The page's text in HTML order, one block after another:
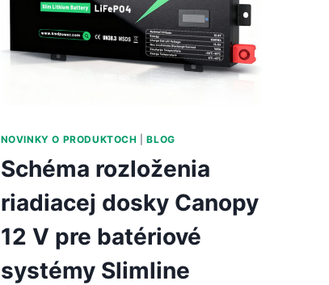
NOVINKY O PRODUKTOCH |BLOG
Schéma rozloženia
riadiacej dosky Canopy
12 V pre batériové
systémy Slimline